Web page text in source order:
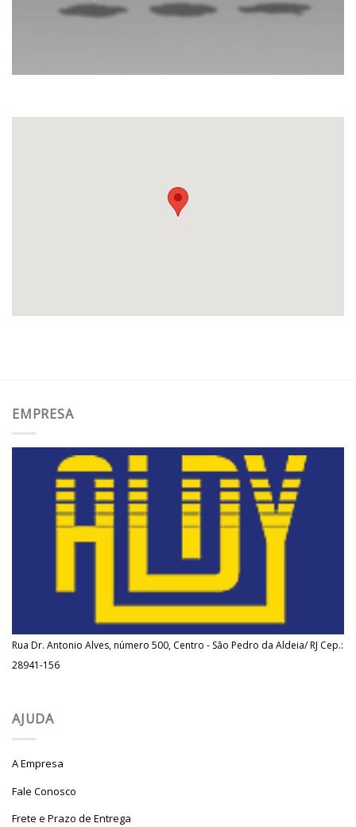
EMPRESA
Rua Dr. Antonio Alves, número 500, Centro - São Pedro da Aldeia/ RJ Cep.:
28941-156
AJUDA
A Empresa
Fale Conosco
Frete e Prazo de Entrega